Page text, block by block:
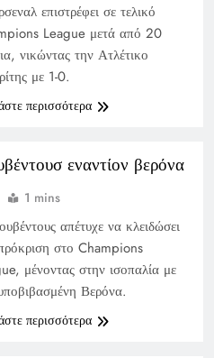
επιστρέφει σε τελικό
League μετά από 20
νικώντας την Ατλέτικο
με 1-0.
περισσότερα
εναντίον βερόνα
1 mins
απέτυχε να κλειδώσει
στο Champions
μένοντας στην ισοπαλία με
Βερόνα.
περισσότερα